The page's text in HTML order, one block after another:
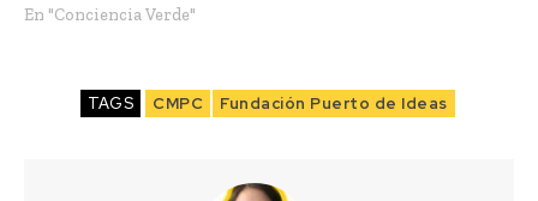
En "Conciencia Verde"
TAGS CMPC Fundación Puerto de Ideas